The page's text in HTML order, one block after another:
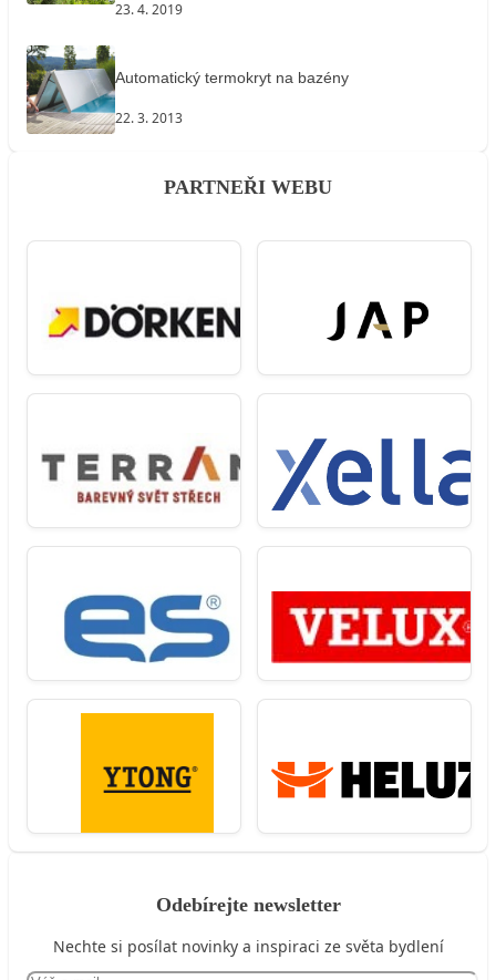
23. 4. 2019
Automatický termokryt na bazény
22. 3. 2013
PARTNEŘI WEBU
Odebírejte newsletter
Nechte si posílat novinky a inspiraci ze světa bydlení